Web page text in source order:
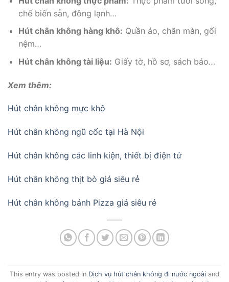
chế biến sẵn, đông lạnh…
Hút chân không hàng khô: Quần áo, chăn màn, gối
nệm…
Hút chân không tài liệu: Giấy tờ, hồ sơ, sách báo…
Xem thêm:
Hút chân không mực khô
Hút chân không ngũ cốc tại Hà Nội
Hút chân không các linh kiện, thiết bị điện tử
Hút chân không thịt bò giá siêu rẻ
Hút chân không bánh Pizza giá siêu rẻ
This entry was posted in Dịch vụ hút chân không đi nước ngoài and